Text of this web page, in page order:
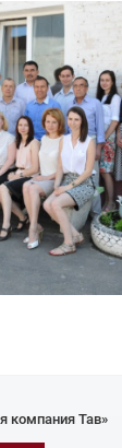
компания Тав»